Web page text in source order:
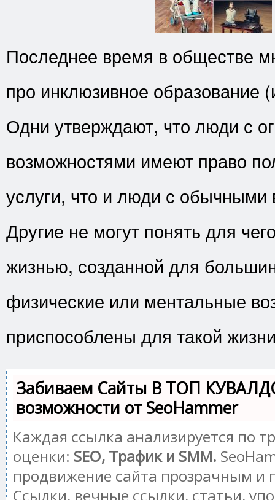
Последнее время в обществе
про инклюзивное образование
Одни утверждают, что люди с
возможностями имеют право
услуги, что и люди с обычными
Другие не могут понять для
жизнью, созданной для
физические или ментальные
приспособлены для такой
Забиваем Сайты В ТОП
возможности от SeoHammer
Каждая ссылка анализируется по
оценки: SEO, Трафик и SMM.
продвижение сайта прозрачным и
Ссылки, вечные ссылки, статьи,